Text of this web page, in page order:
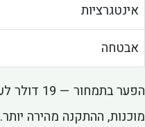
אינטגרציות
אבטחה
מוכנות, ההתקנה מהירה יותר.